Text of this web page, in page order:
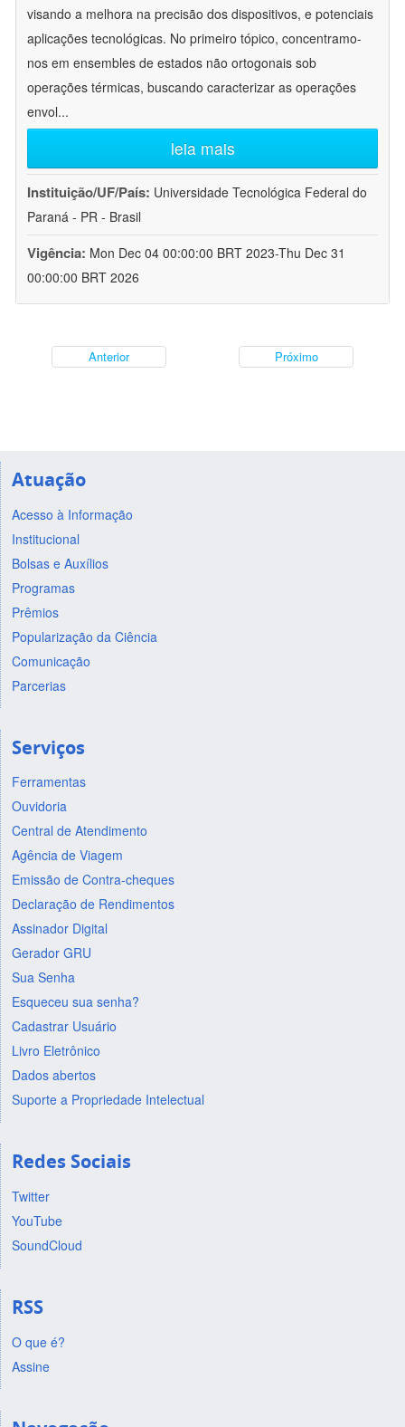
visando a melhora na precisão dos dispositivos, e potenciais
aplicações tecnológicas. No primeiro tópico, concentramo-
nos em ensembles de estados não ortogonais sob
operações térmicas, buscando caracterizar as operações
envol...
leia mais
Instituição/UF/País: Universidade Tecnológica Federal do
Paraná - PR - Brasil
Vigência: Mon Dec 04 00:00:00 BRT 2023-Thu Dec 31
00:00:00 BRT 2026
Anterior Próximo
Atuação
Acesso à Informação
Institucional
Bolsas e Auxílios
Programas
Prêmios
Popularização da Ciência
Comunicação
Parcerias
Serviços
Ferramentas
Ouvidoria
Central de Atendimento
Agência de Viagem
Emissão de Contra-cheques
Declaração de Rendimentos
Assinador Digital
Gerador GRU
Sua Senha
Esqueceu sua senha?
Cadastrar Usuário
Livro Eletrônico
Dados abertos
Suporte a Propriedade Intelectual
Redes Sociais
Twitter
YouTube
SoundCloud
RSS
O que é?
Assine